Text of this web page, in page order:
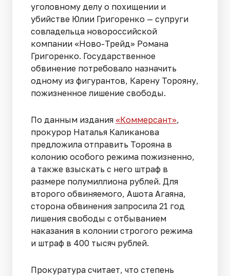
уголовному делу о похищении и
убийстве Юлии Григоренко — супруги
совладельца новороссийской
компании «Ново-Трейд» Романа
Григоренко. Государственное
обвинение потребовало назначить
одному из фигурантов, Карену Торояну,
пожизненное лишение свободы.
По данным издания «Коммерсант»,
прокурор Наталья Каликанова
предложила отправить Торояна в
колонию особого режима пожизненно,
а также взыскать с него штраф в
размере полумиллиона рублей. Для
второго обвиняемого, Ашота Агаяна,
сторона обвинения запросила 21 год
лишения свободы с отбыванием
наказания в колонии строгого режима
и штраф в 400 тысяч рублей.
Прокуратура считает, что степень